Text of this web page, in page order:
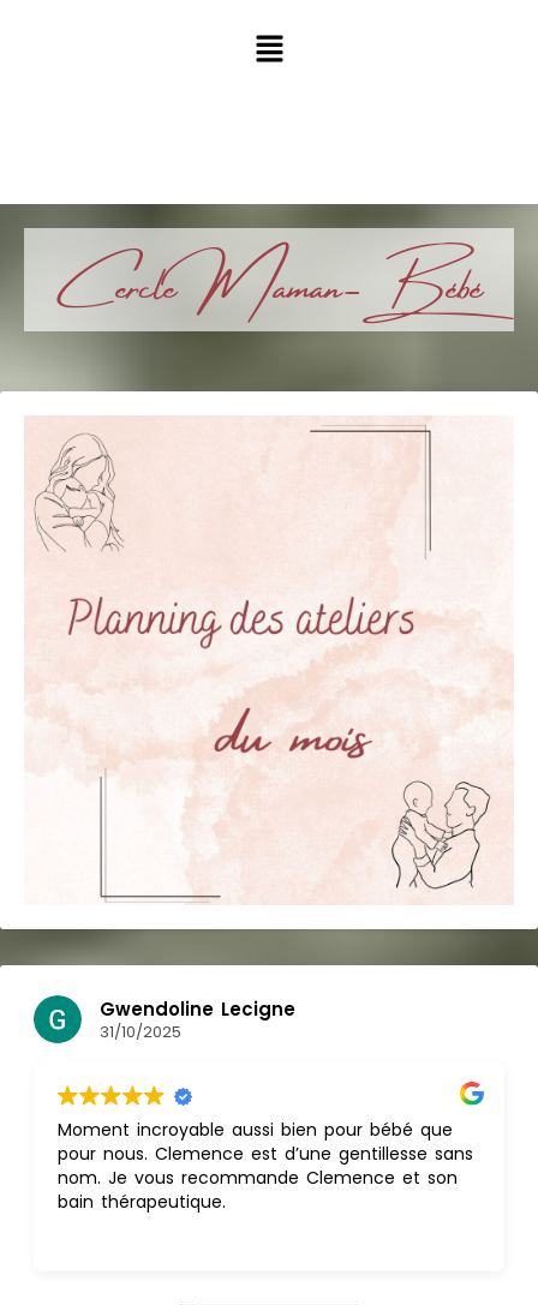
Cercle Maman-Bébé
Nadège JURY
17/10/2025
Nous avons vécu un moment hors du temps
lors du thalasso bain de notre fille.
C'était si doux, si apaisant et si émouvant.
À s'offrir ou à se faire offrir sans hésiter !